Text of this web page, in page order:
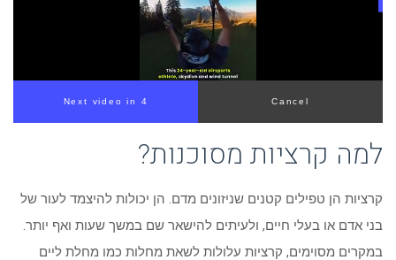
Next video in 3 Cancel
למה קרציות מסוכנות?
קרציות הן טפילים קטנים שניזונים מדם. הן יכולות להיצמד לעור של
בני אדם או בעלי חיים, ולעיתים להישאר שם במשך שעות ואף יותר.
במקרים מסוימים, קרציות עלולות לשאת מחלות כמו מחלת ליים